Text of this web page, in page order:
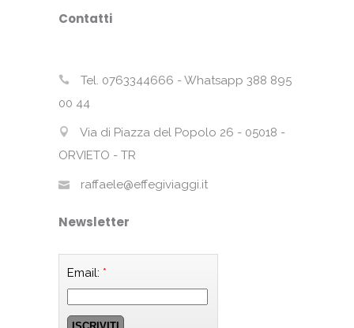
Contatti
Tel. 0763344666 - Whatsapp 388 895
00 44
Via di Piazza del Popolo 26 - 05018 -
ORVIETO - TR
raffaele@effegiviaggi.it
Newsletter
Email: *